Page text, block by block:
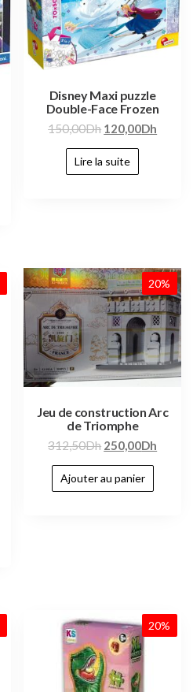
Disney Maxi puzzle
Double-Face Frozen
150,00Dh 120,00Dh
Lire la suite
20%
Jeu de construction Arc
de Triomphe
312,50Dh 250,00Dh
Ajouter au panier
20%